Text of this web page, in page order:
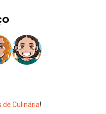
de Culinária!